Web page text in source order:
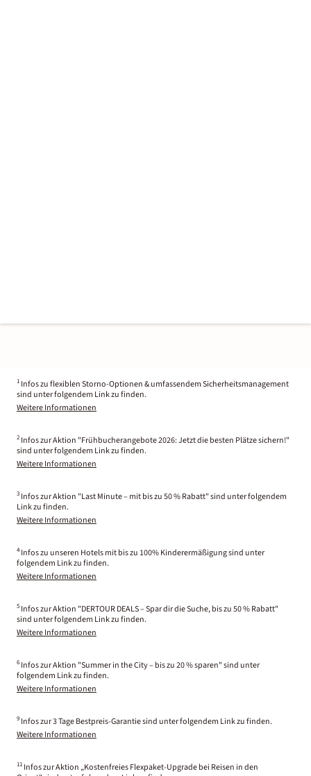
1 Infos zu flexiblen Storno-Optionen & umfassendem Sicherheitsmanagement
sind unter folgendem Link zu finden.
Weitere Informationen
2 Infos zur Aktion "Frühbucherangebote 2026: Jetzt die besten Plätze sichern!"
sind unter folgendem Link zu finden.
Weitere Informationen
3 Infos zur Aktion "Last Minute – mit bis zu 50 % Rabatt" sind unter folgendem
Link zu finden.
Weitere Informationen
4 Infos zu unseren Hotels mit bis zu 100% Kinderermäßigung sind unter
folgendem Link zu finden.
Weitere Informationen
5 Infos zur Aktion "DERTOUR DEALS – Spar dir die Suche, bis zu 50 % Rabatt"
sind unter folgendem Link zu finden.
Weitere Informationen
6 Infos zur Aktion "Summer in the City – bis zu 20 % sparen" sind unter
folgendem Link zu finden.
Weitere Informationen
9 Infos zur 3 Tage Bestpreis-Garantie sind unter folgendem Link zu finden.
Weitere Informationen
11 Infos zur Aktion „Kostenfreies Flexpaket-Upgrade bei Reisen in den